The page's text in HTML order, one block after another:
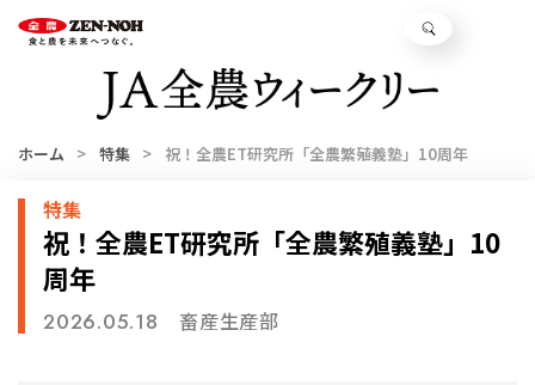
ホーム 特集 祝！全農ET研究所「全農繁殖義塾」10周年
特集
祝！全農ET研究所「全農繁殖義塾」10
周年
2026.05.18 畜産生産部